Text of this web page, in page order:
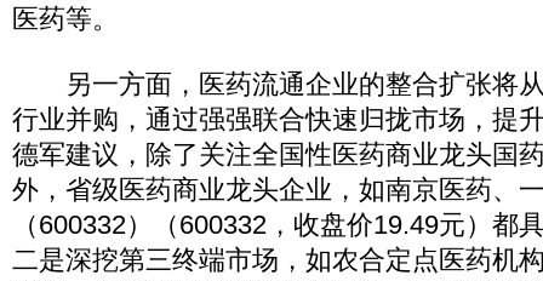
医药等。
另一方面，医药流通企业的整合扩张将
行业并购，通过强强联合快速归拢市场，提
德军建议，除了关注全国性医药商业龙头国
外，省级医药商业龙头企业，如南京医药、
（600332）（600332，收盘价19.49元）都
二是深挖第三终端市场，如农合定点医药机